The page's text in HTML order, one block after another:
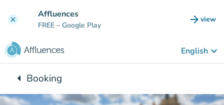
clear Affluences
FREE – Google Play arrow_forward view
(new
English keyboard_arrow_down
arrow_leftBack to:
Booking